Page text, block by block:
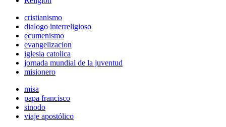
cristianismo
dialogo interreligioso
ecumenismo
evangelizacion
iglesia catolica
jornada mundial de la juventud
misionero
misa
papa francisco
sinodo
viaje apostólico